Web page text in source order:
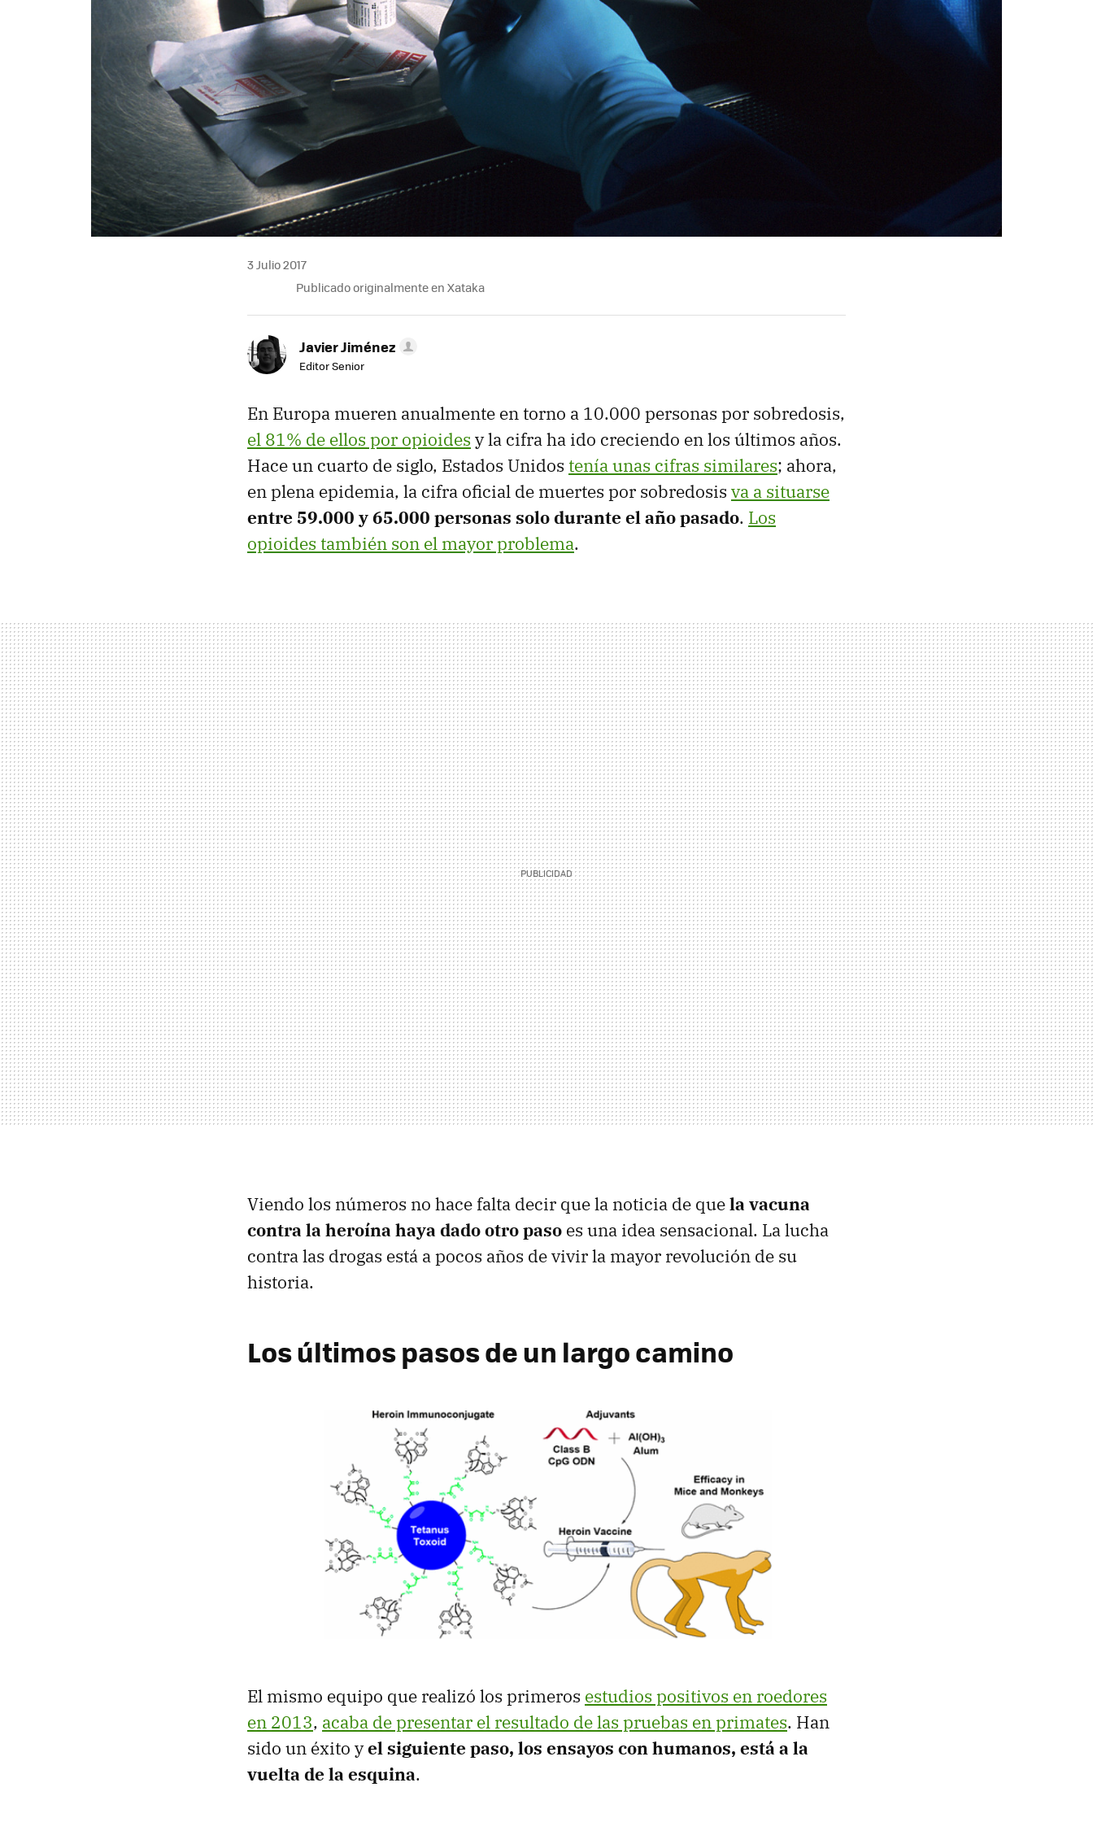
3 Julio 2017
Publicado originalmente en Xataka
Javier Jiménez
Editor Senior
En Europa mueren anualmente en torno a 10.000 personas por sobredosis,
el 81% de ellos por opioides y la cifra ha ido creciendo en los últimos años.
Hace un cuarto de siglo, Estados Unidos tenía unas cifras similares; ahora,
en plena epidemia, la cifra oficial de muertes por sobredosis va a situarse
entre 59.000 y 65.000 personas solo durante el año pasado. Los
opioides también son el mayor problema.
Viendo los números no hace falta decir que la noticia de quela vacuna
contra la heroína haya dado otro paso es una idea sensacional. La lucha
contra las drogas está a pocos años de vivir la mayor revolución de su
historia.
Los últimos pasos de un largo camino
El mismo equipo que realizó los primeros estudios positivos en roedores
en 2013, acaba de presentar el resultado de las pruebas en primates. Han
sido un éxito yel siguiente paso, los ensayos con humanos, está a la
vuelta de la esquina.